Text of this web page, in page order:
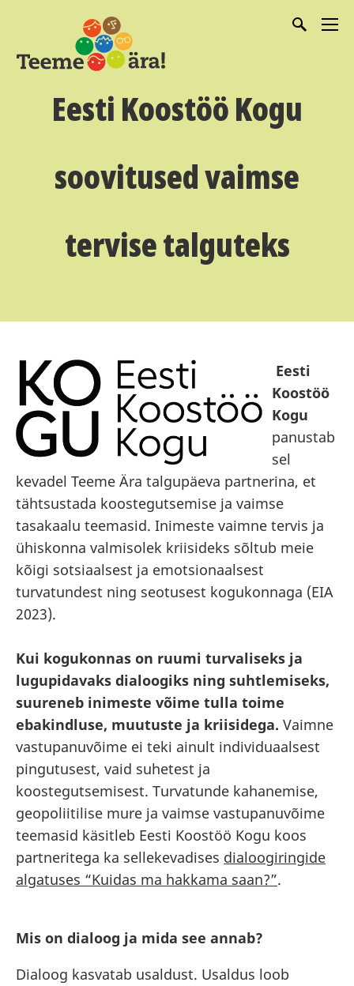
Eesti Koostöö Kogu
soovitused vaimse
tervise talguteks
Eesti
Koostöö
Kogu
panustab
sel
kevadel Teeme Ära talgupäeva partnerina, et
tähtsustada koostegutsemise ja vaimse
tasakaalu teemasid. Inimeste vaimne tervis ja
ühiskonna valmisolek kriisideks sõltub meie
kõigi sotsiaalsest ja emotsionaalsest
turvatundest ning seotusest kogukonnaga (EIA
2023).
Kui kogukonnas on ruumi turvaliseks ja
lugupidavaks dialoogiks ning suhtlemiseks,
suureneb inimeste võime tulla toime
ebakindluse, muutuste ja kriisidega. Vaimne
vastupanuvõime ei teki ainult individuaalsest
pingutusest, vaid suhetest ja
koostegutsemisest. Turvatunde kahanemise,
geopoliitilise mure ja vaimse vastupanuvõime
teemasid käsitleb Eesti Koostöö Kogu koos
partneritega ka sellekevadises dialoogiringide
algatuses “Kuidas ma hakkama saan?”.
Mis on dialoog ja mida see annab?
Dialoog kasvatab usaldust. Usaldus loob